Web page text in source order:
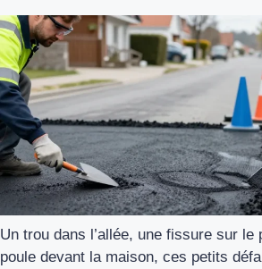
Un trou dans l’allée, une fissure sur le
poule devant la maison, ces petits